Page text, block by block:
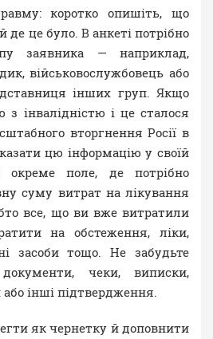
коротко опишіть, що
де це було. В анкеті потрібно
заявника — наприклад,
військовослужбовець або
інших груп. Якщо
з інвалідністю і це сталося
вторгнення Росії в
цю інформацію у своїй
поле, де потрібно
суму витрат на лікування
все, що ви вже витратили
на обстеження, ліки,
засоби тощо. Не забудьте
чеки, виписки,
або інші підтвердження.
як чернетку й доповнити